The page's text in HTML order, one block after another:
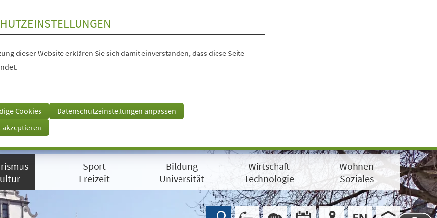
dieser Website erklären Sie sich damit einverstanden, dass diese Seite
Cookies
Datenschutzeinstellungen anpassen
akzeptieren
Sport
Freizeit
Bildung
Universität
Wirtschaft
Technologie
Wohnen
Soziales